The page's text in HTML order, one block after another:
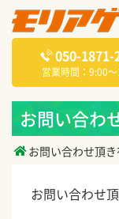
050-1871-
営業時間：9:00
お問い合わ
お問い合わせ頂き
お問い合わせ